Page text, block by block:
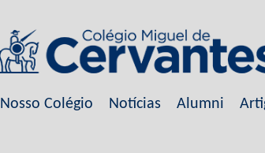
Nosso Colégio Notícias Alumni